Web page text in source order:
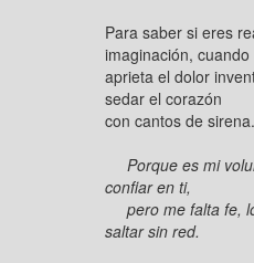
Para saber si eres
imaginación, cuando
aprieta el dolor
sedar el corazón
con cantos de sirena.
Porque es mi
confiar en ti,
pero me falta fe,
saltar sin red.